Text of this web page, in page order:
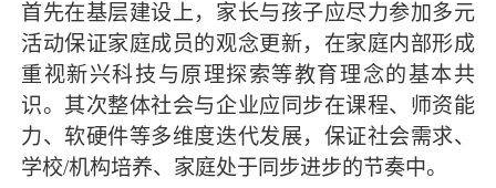
首先在基层建设上，家长与孩子应尽力参加多元
活动保证家庭成员的观念更新，在家庭内部形成
重视新兴科技与原理探索等教育理念的基本共
识。其次整体社会与企业应同步在课程、师资能
力、软硬件等多维度迭代发展，保证社会需求、
学校/机构培养、家庭处于同步进步的节奏中。